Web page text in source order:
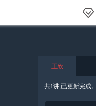
王欣
共1讲,已更新完成。